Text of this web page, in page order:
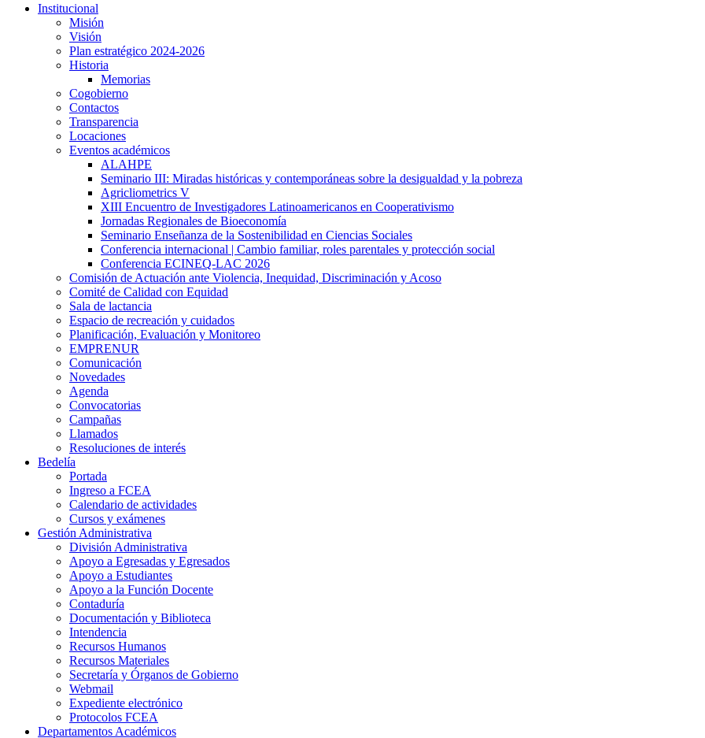
Institucional
Misión
Visión
Plan estratégico 2024-2026
Historia
Memorias
Cogobierno
Contactos
Transparencia
Locaciones
Eventos académicos
ALAHPE
Seminario III: Miradas históricas y contemporáneas sobre la desigualdad y la pobreza
Agricliometrics V
XIII Encuentro de Investigadores Latinoamericanos en Cooperativismo
Jornadas Regionales de Bioeconomía
Seminario Enseñanza de la Sostenibilidad en Ciencias Sociales
Conferencia internacional | Cambio familiar, roles parentales y protección social
Conferencia ECINEQ-LAC 2026
Comisión de Actuación ante Violencia, Inequidad, Discriminación y Acoso
Comité de Calidad con Equidad
Sala de lactancia
Espacio de recreación y cuidados
Planificación, Evaluación y Monitoreo
EMPRENUR
Comunicación
Novedades
Agenda
Convocatorias
Campañas
Llamados
Resoluciones de interés
Bedelía
Portada
Ingreso a FCEA
Calendario de actividades
Cursos y exámenes
Gestión Administrativa
División Administrativa
Apoyo a Egresadas y Egresados
Apoyo a Estudiantes
Apoyo a la Función Docente
Contaduría
Documentación y Biblioteca
Intendencia
Recursos Humanos
Recursos Materiales
Secretaría y Órganos de Gobierno
Webmail
Expediente electrónico
Protocolos FCEA
Departamentos Académicos